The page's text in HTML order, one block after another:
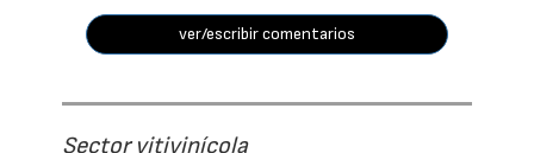
ver/escribir comentarios
Sector vitivinícola